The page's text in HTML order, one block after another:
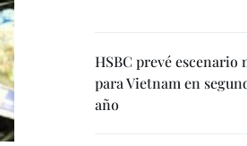
HSBC prevé escenario
para Vietnam en
año